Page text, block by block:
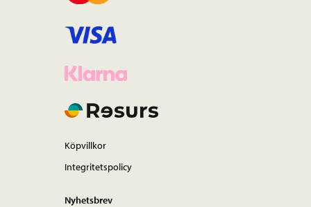
Köpvillkor
Integritetspolicy
Nyhetsbrev